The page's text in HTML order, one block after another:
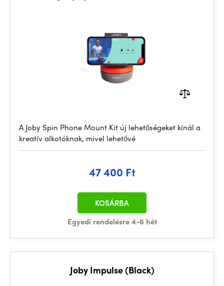
A Joby Spin Phone Mount Kit új lehetőségeket kínál a
kreatív alkotóknak, mivel lehetővé
47 400 Ft
Egyedi rendelésre 4-6 hét
KOSÁRBA
Joby Impulse (Black)